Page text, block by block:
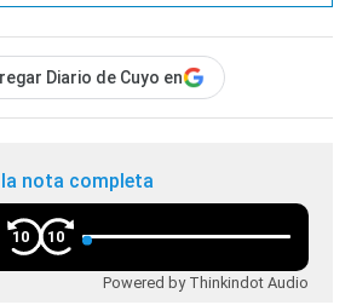
Diario de Cuyo en
la nota completa
10 10
Powered by Thinkindot Audio